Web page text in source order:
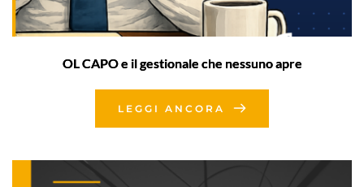
OL CAPO e il gestionale che nessuno apre
LEGGI ANCORA